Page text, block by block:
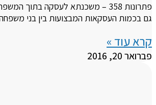
פתרונות 358 – משכנתא לעסקה בתוך
גם בכמות העסקאות המבצועות בין בני משפחה
קרא עוד »
פברואר 20, 2016